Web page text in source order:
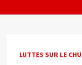
LUTTES SUR LE CHU